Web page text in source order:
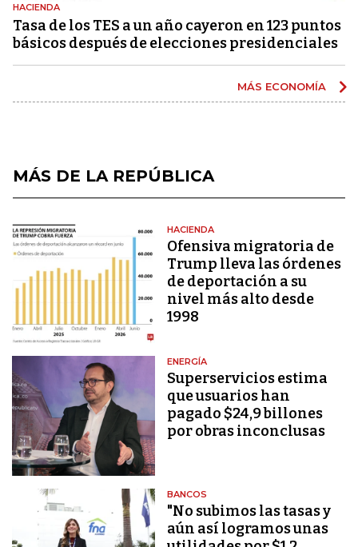
HACIENDA
Tasa de los TES a un año cayeron en 123 puntos
básicos después de elecciones presidenciales
MÁS ECONOMÍA
MÁS DE LA REPÚBLICA
HACIENDA
Ofensiva migratoria de
Trump lleva las órdenes
de deportación a su
nivel más alto desde
1998
ENERGÍA
Superservicios estima
que usuarios han
pagado $24,9 billones
por obras inconclusas
BANCOS
"No subimos las tasas y
aún así logramos unas